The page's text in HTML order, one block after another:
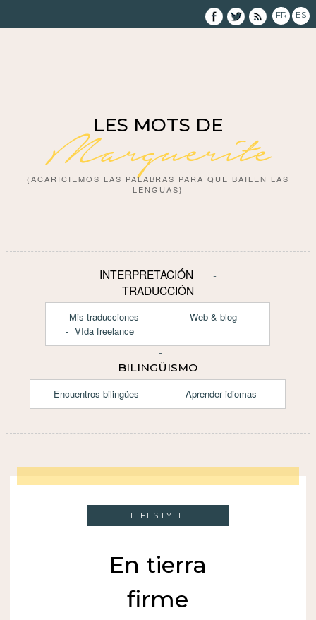
FR ES
LES MOTS DE
Marguerite
{ACARICIEMOS LAS PALABRAS PARA QUE BAILEN LAS
LENGUAS}
INTERPRETACIÓN
TRADUCCIÓN
Mis traducciones
VIda freelance
Web & blog
BILINGÜISMO
Encuentros bilingües
Aprender idiomas
LIFESTYLE
En tierra
firme